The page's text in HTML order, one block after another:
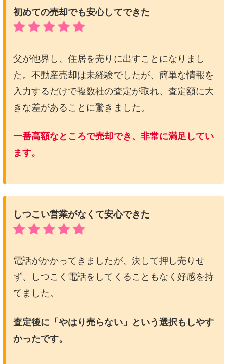
初めての売却でも安心してできた
父が他界し、住居を売りに出すことになりまし
た。不動産売却は未経験でしたが、簡単な情報を
入力するだけで複数社の査定が取れ、査定額に大
きな差があることに驚きました。
一番高額なところで売却でき、非常に満足してい
ます。
しつこい営業がなくて安心できた
電話がかかってきましたが、決して押し売りせ
ず、しつこく電話をしてくることもなく好感を持
てました。
査定後に「やはり売らない」という選択もしやす
かったです。